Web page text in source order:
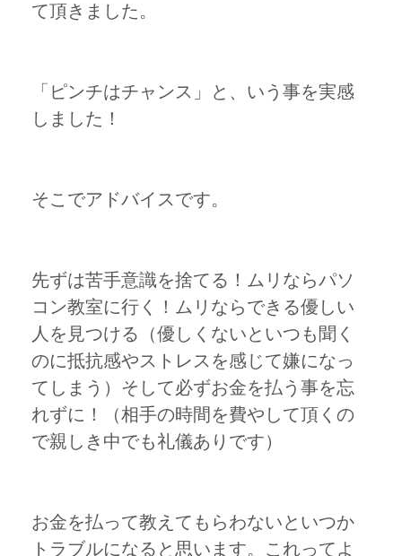
て頂きました。
「ピンチはチャンス」と、いう事を実感
しました！
そこでアドバイスです。
先ずは苦手意識を捨てる！ムリならパソ
コン教室に行く！ムリならできる優しい
人を見つける（優しくないといつも聞く
のに抵抗感やストレスを感じて嫌になっ
てしまう）そして必ずお金を払う事を忘
れずに！（相手の時間を費やして頂くの
で親しき中でも礼儀ありです）
お金を払って教えてもらわないといつか
トラブルになると思います。これってよ